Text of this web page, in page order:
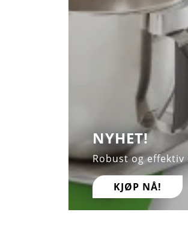
NYHET!
Robust og
KJØP NÅ!